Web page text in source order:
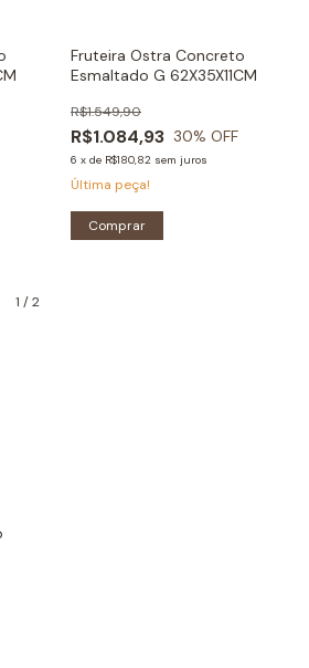
Fruteira Ostra Concreto
Esmaltado G 62X35X11CM
R$1.084,93
R$1.549,90
30% OFF
6 x de R$180,82 sem juros
Última peça!
Comprar
1 /2